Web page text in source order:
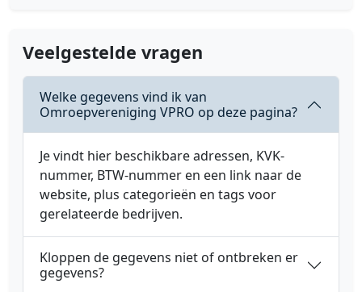
Veelgestelde vragen
Welke gegevens vind ik van
Omroepvereniging VPRO op deze pagina?
Je vindt hier beschikbare adressen, KVK-
nummer, BTW-nummer en een link naar de
website, plus categorieën en tags voor
gerelateerde bedrijven.
Kloppen de gegevens niet of ontbreken er
gegevens?